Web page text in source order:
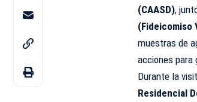
(CAASD),
(Fideicomiso
muestras de
acciones para
Durante la
Residencial